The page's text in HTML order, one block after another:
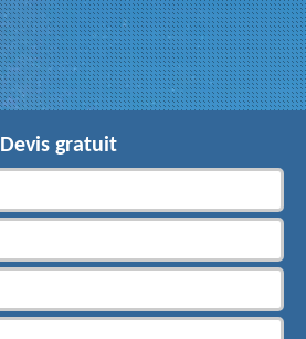
Devis gratuit